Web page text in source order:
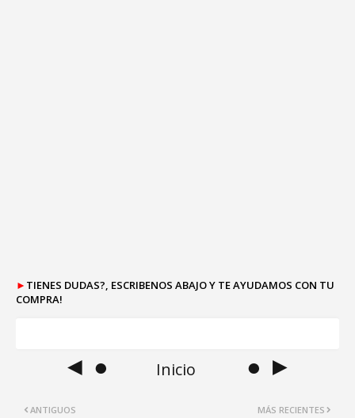
► TIENES DUDAS?, ESCRIBENOS ABAJO Y TE AYUDAMOS CON TU
COMPRA!
◄ ● Inicio ● ►
MÁS RECIENTES
ANTIGUOS